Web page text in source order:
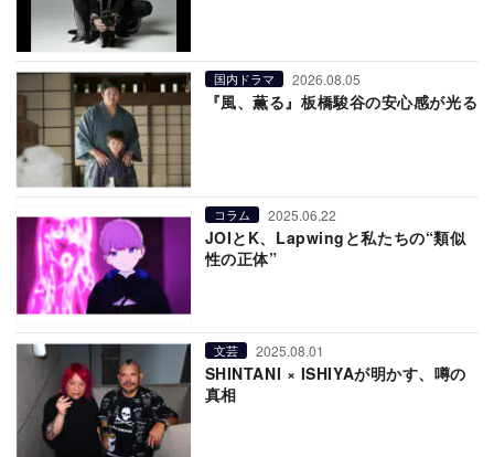
国内ドラマ 2026.08.05
『風、薫る』板橋駿谷の安心感が光る
コラム 2025.06.22
JOIとK、Lapwingと私たちの“類似
性の正体”
文芸 2025.08.01
SHINTANI × ISHIYAが明かす、噂の
真相